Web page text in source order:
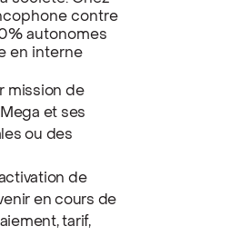
contre
autonomes
en interne
mission de
et ses
ou des
de
en cours de
tarif,